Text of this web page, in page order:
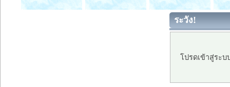
ระวัง!
โปรดเข้าสู่ระ